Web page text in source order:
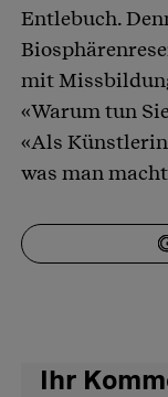
Entlebuch.
mit
«Warum tun
«Als
was man
Ihr